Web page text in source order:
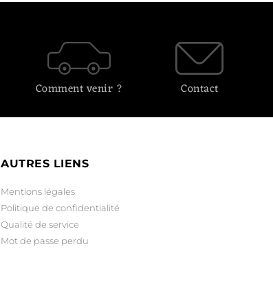
Comment venir ? Contact
AUTRES LIENS
Mentions légales
Politique de confidentialité
Qualité de service
Mot de passe perdu